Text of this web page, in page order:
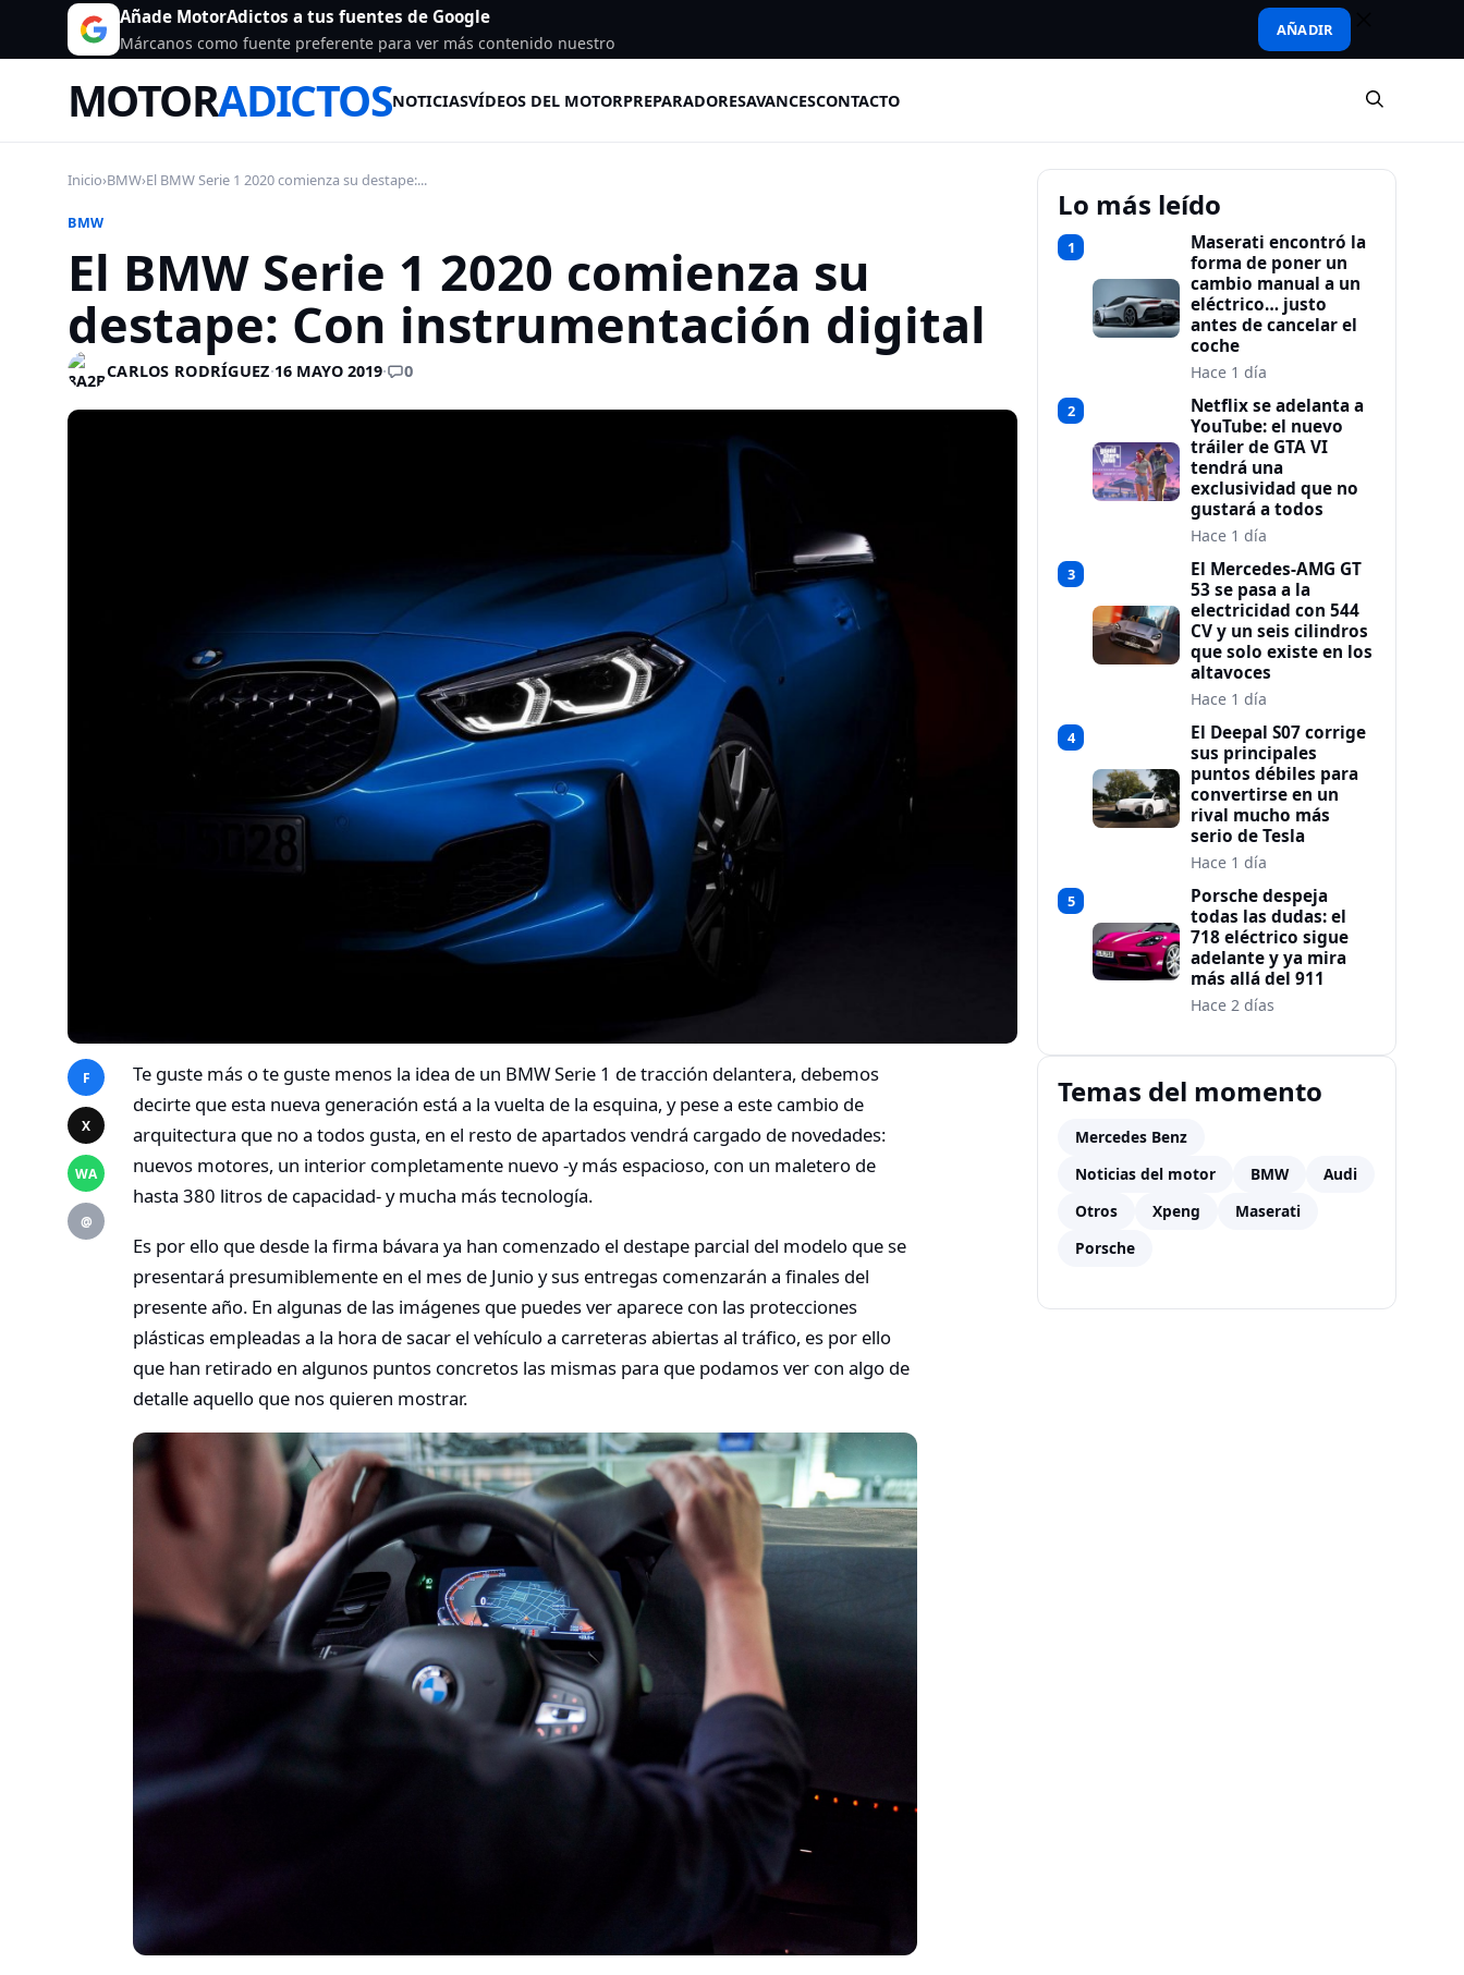
Añade MotorAdictos a tus fuentes de Google
Márcanos como fuente preferente para ver más contenido nuestro
AÑADIR
MOTORADICTOSNOTICIASVÍDEOS DEL MOTORPREPARADORESAVANCESCONTACTO
Inicio›BMW›El BMW Serie 1 2020 comienza su destape:...
BMW
El BMW Serie 1 2020 comienza su
destape: Con instrumentación digital
CARLOS RODRÍGUEZ·16 MAYO 2019· 0
F
X
WA
@
Te guste más o te guste menos la idea de un BMW Serie 1 de tracción delantera, debemos
decirte que esta nueva generación está a la vuelta de la esquina, y pese a este cambio de
arquitectura que no a todos gusta, en el resto de apartados vendrá cargado de novedades:
nuevos motores, un interior completamente nuevo -y más espacioso, con un maletero de
hasta 380 litros de capacidad- y mucha más tecnología.
Es por ello que desde la firma bávara ya han comenzado el destape parcial del modelo que se
presentará presumiblemente en el mes de Junio y sus entregas comenzarán a finales del
presente año. En algunas de las imágenes que puedes ver aparece con las protecciones
plásticas empleadas a la hora de sacar el vehículo a carreteras abiertas al tráfico, es por ello
que han retirado en algunos puntos concretos las mismas para que podamos ver con algo de
detalle aquello que nos quieren mostrar.
Lo más leído
1
Maserati encontró la
forma de poner un
cambio manual a un
eléctrico… justo
antes de cancelar el
coche
Hace 1 día
2
Netflix se adelanta a
YouTube: el nuevo
tráiler de GTA VI
tendrá una
exclusividad que no
gustará a todos
Hace 1 día
3
El Mercedes-AMG GT
53 se pasa a la
electricidad con 544
CV y un seis cilindros
que solo existe en los
altavoces
Hace 1 día
4
El Deepal S07 corrige
sus principales
puntos débiles para
convertirse en un
rival mucho más
serio de Tesla
Hace 1 día
5
Porsche despeja
todas las dudas: el
718 eléctrico sigue
adelante y ya mira
más allá del 911
Hace 2 días
Temas del momento
Mercedes Benz
Noticias del motor
BMW
Audi
Otros
Xpeng
Maserati
Porsche